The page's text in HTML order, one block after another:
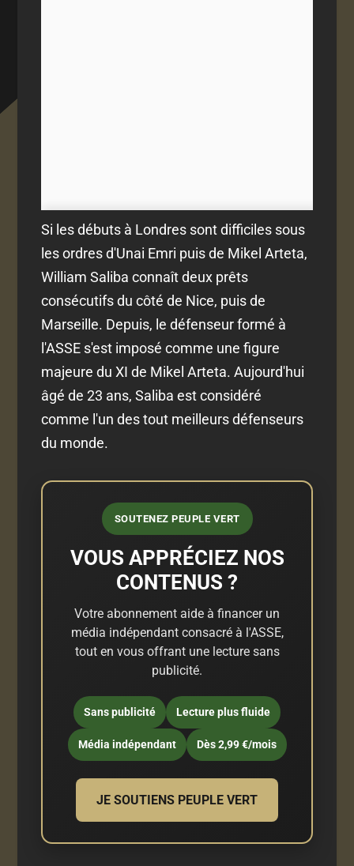
Si les débuts à Londres sont difficiles sous
les ordres d'Unai Emri puis de Mikel Arteta,
William Saliba connaît deux prêts
consécutifs du côté de Nice, puis de
Marseille. Depuis, le défenseur formé à
l'ASSE s'est imposé comme une figure
majeure du XI de Mikel Arteta. Aujourd'hui
âgé de 23 ans, Saliba est considéré
comme l'un des tout meilleurs défenseurs
du monde.
SOUTENEZ PEUPLE VERT
VOUS APPRÉCIEZ NOS
CONTENUS ?
Votre abonnement aide à financer un
média indépendant consacré à l'ASSE,
tout en vous offrant une lecture sans
publicité.
Sans publicité Lecture plus fluide
Média indépendant Dès 2,99 €/mois
JE SOUTIENS PEUPLE VERT